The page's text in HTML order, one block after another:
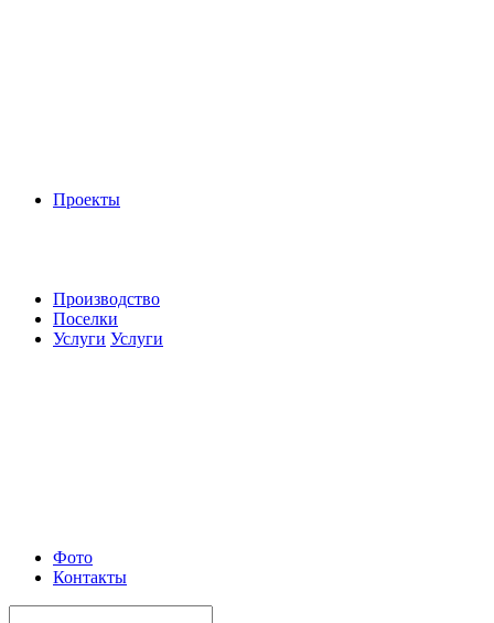
Проекты
Производство
Поселки
Услуги Услуги
Фото
Контакты